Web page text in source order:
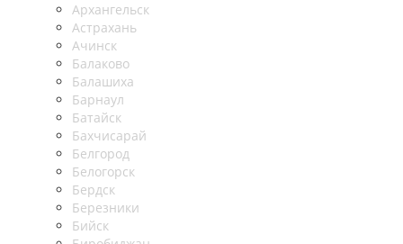
Архангельск
Астрахань
Ачинск
Балаково
Балашиха
Барнаул
Батайск
Бахчисарай
Белгород
Белогорск
Бердск
Березники
Бийск